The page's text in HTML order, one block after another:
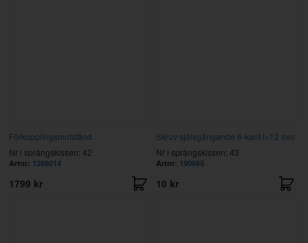
Förkopplingsmotstånd
Nr i sprängskissen: 42
Artnr: 1266014
1799 kr
Skruv självgängande 6-kant l=12 mm
Nr i sprängskissen: 43
Artnr: 190665
10 kr